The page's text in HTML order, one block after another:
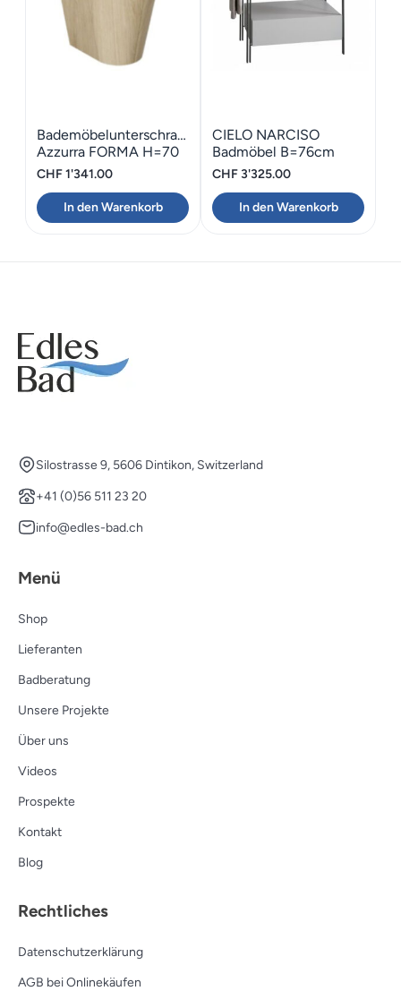
Bademöbelunterschrank
Azzurra FORMA H=70
Türe
CHF1'341.00
In den Warenkorb
CIELO NARCISO
Badmöbel B=76cm
CHF3'325.00
In den Warenkorb
Silostrasse 9, 5606 Dintikon, Switzerland
+41 (0)56 511 23 20
info@edles-bad.ch
Menü
Shop
Lieferanten
Badberatung
Unsere Projekte
Über uns
Videos
Prospekte
Kontakt
Blog
Rechtliches
Datenschutzerklärung
AGB bei Onlinekäufen